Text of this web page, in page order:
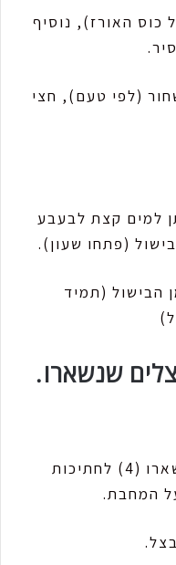
כוס האורז), נוסיף
(לפי טעם), חצי
למים קצת לבעבע
הבישול (תמיד
שנשארו.
נחתוך את הבצלים הלבנים שנשארו (4) לחתיכות